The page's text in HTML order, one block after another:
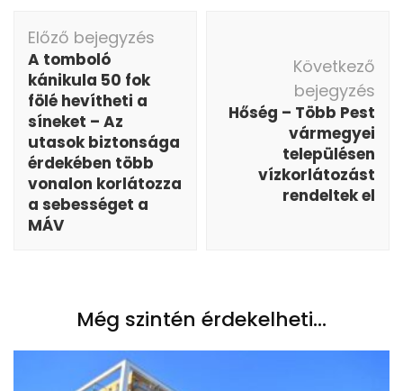
Bejegyzés
navigáció
Előző bejegyzés
A tomboló
kánikula 50 fok
fölé hevítheti a
síneket – Az
utasok biztonsága
érdekében több
vonalon korlátozza
a sebességet a
MÁV
Következő
bejegyzés
Hőség – Több Pest
vármegyei
településen
vízkorlátozást
rendeltek el
Még szintén érdekelheti...